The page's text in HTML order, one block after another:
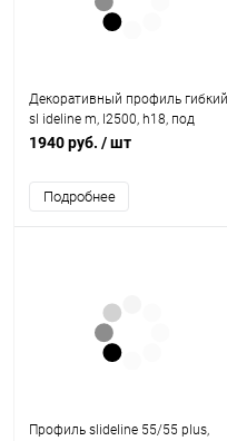
Декоративный профиль гибкий
sl ideline m, l2500, h18, под
приклеивание, цвет
1940 руб. / шт
Подробнее
Профиль slideline 55/55 plus,